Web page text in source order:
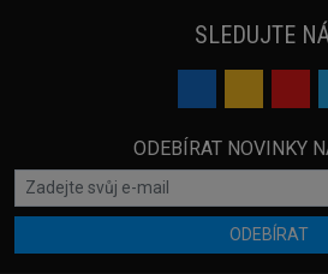
SLEDUJTE
ODEBÍRAT NOVINKY
ODEBÍRAT